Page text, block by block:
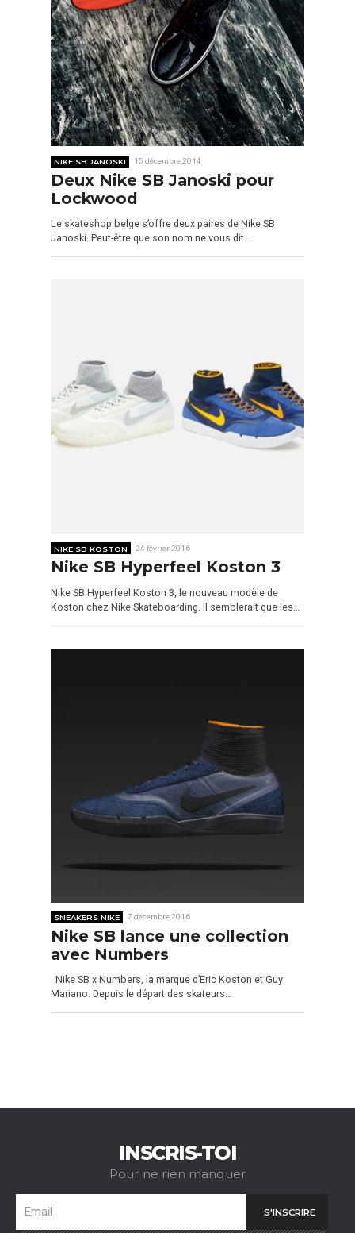
NIKE SB JANOSKI 15 décembre 2014
Deux Nike SB Janoski pour
Lockwood
Le skateshop belge s’offre deux paires de Nike SB
Janoski. Peut-être que son nom ne vous dit…
NIKE SB KOSTON 24 février 2016
Nike SB Hyperfeel Koston 3
Nike SB Hyperfeel Koston 3, le nouveau modèle de
Koston chez Nike Skateboarding. Il semblerait que les…
SNEAKERS NIKE 7 décembre 2016
Nike SB lance une collection
avec Numbers
Nike SB x Numbers, la marque d’Eric Koston et Guy
Mariano. Depuis le départ des skateurs…
INSCRIS-TOI
Pour ne rien manquer